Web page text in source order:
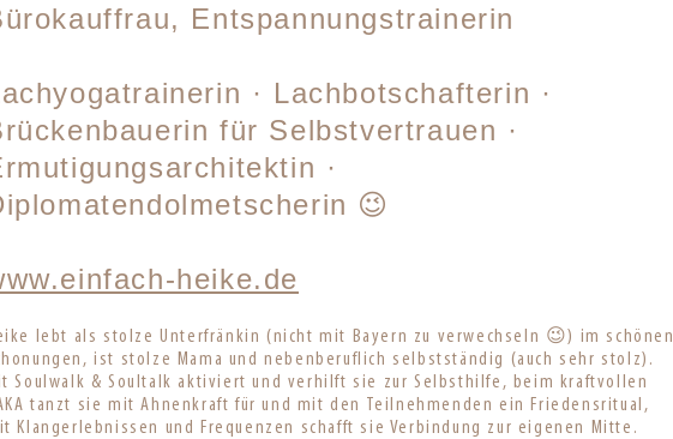
Entspannungstrainerin
· Lachbotschafterin ·
für Selbstvertrauen ·
·
😉
heike.de
lebt als stolze Unterfränkin (nicht mit Bayern zu verwechseln 😉) im schönen
ist stolze Mama und nebenberuflich selbstständig (auch sehr stolz).
Soulwalk & Soultalk aktiviert und verhilft sie zur Selbsthilfe, beim kraftvollen
tanzt sie mit Ahnenkraft für und mit den Teilnehmenden ein Friedensritual,
Klangerlebnissen und Frequenzen schafft sie Verbindung zur eigenen Mitte.